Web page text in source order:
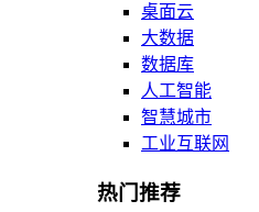
桌面云
大数据
数据库
人工智能
智慧城市
工业互联网
热门推荐